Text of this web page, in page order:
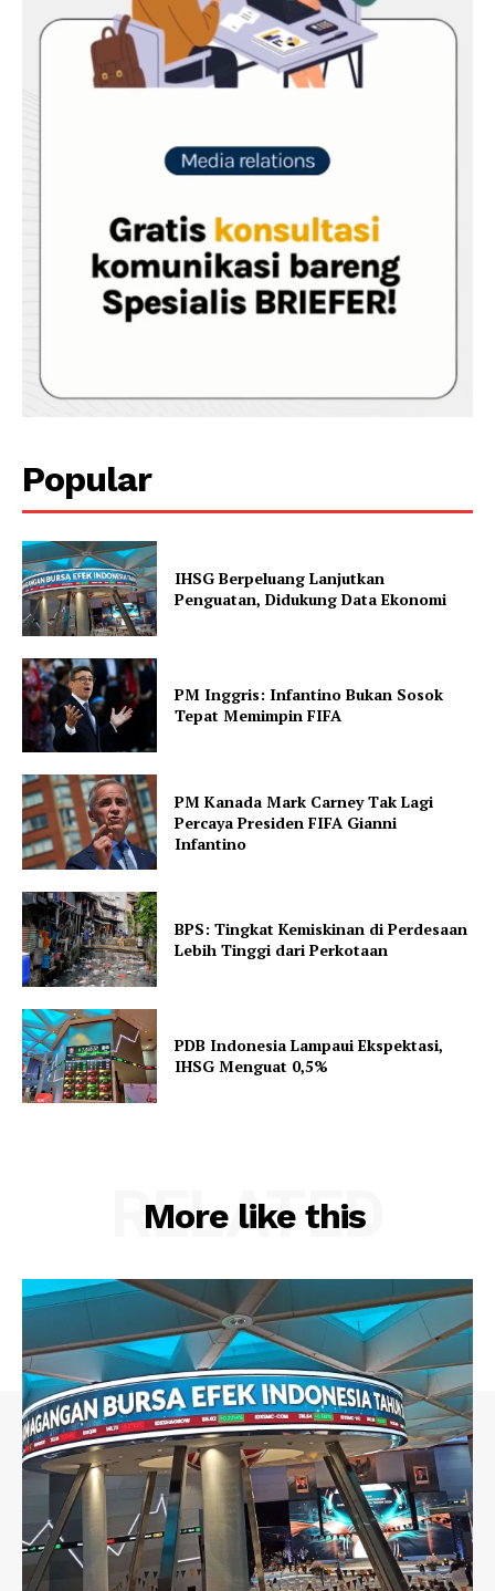
Popular
IHSG Berpeluang Lanjutkan
Penguatan, Didukung Data Ekonomi
PM Inggris: Infantino Bukan Sosok
Tepat Memimpin FIFA
PM Kanada Mark Carney Tak Lagi
Percaya Presiden FIFA Gianni
Infantino
BPS: Tingkat Kemiskinan di Perdesaan
Lebih Tinggi dari Perkotaan
PDB Indonesia Lampaui Ekspektasi,
IHSG Menguat 0,5%
More like this
RELATED